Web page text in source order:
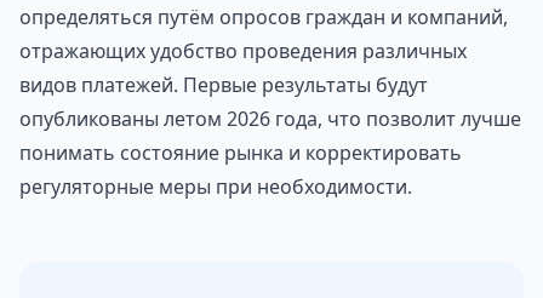
определяться путём опросов граждан и компаний,
отражающих удобство проведения различных
видов платежей. Первые результаты будут
опубликованы летом 2026 года, что позволит лучше
понимать состояние рынка и корректировать
регуляторные меры при необходимости.